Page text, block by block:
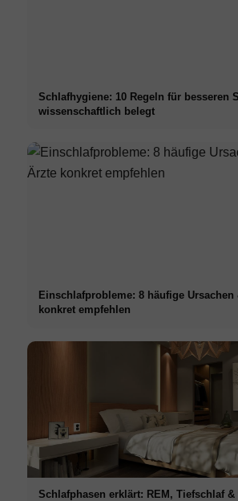
Schlafhygiene: 10 Regeln für besseren
wissenschaftlich belegt
Einschlafprobleme: 8 häufige Ursachen
konkret empfehlen
Schlafphasen erklärt: REM, Tiefschlaf &